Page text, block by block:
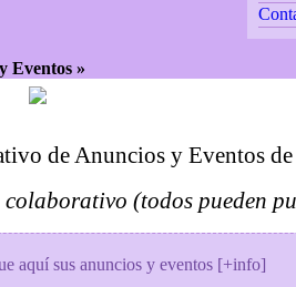
Eventos »
de Anuncios y Eventos de
(todos pueden
aquí sus anuncios y eventos [+info]